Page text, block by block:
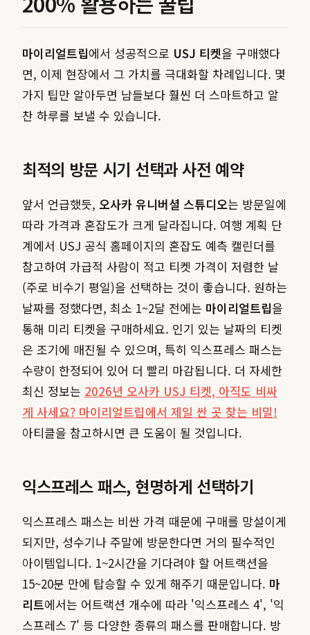
마이리얼트립에서 성공적으로 USJ 티켓을 구매했다
면, 이제 현장에서 그 가치를 극대화할 차례입니다. 몇
가지 팁만 알아두면 남들보다 훨씬 더 스마트하고 알
찬 하루를 보낼 수 있습니다.
최적의 방문 시기 선택과 사전 예약
앞서 언급했듯, 오사카 유니버셜 스튜디오는 방문일에
따라 가격과 혼잡도가 크게 달라집니다. 여행 계획 단
계에서 USJ 공식 홈페이지의 혼잡도 예측 캘린더를
참고하여 가급적 사람이 적고 티켓 가격이 저렴한 날
(주로 비수기 평일)을 선택하는 것이 좋습니다. 원하는
날짜를 정했다면, 최소 1~2달 전에는 마이리얼트립을
통해 미리 티켓을 구매하세요. 인기 있는 날짜의 티켓
은 조기에 매진될 수 있으며, 특히 익스프레스 패스는
수량이 한정되어 있어 더 빨리 마감됩니다. 더 자세한
최신 정보는 2026년 오사카 USJ 티켓, 아직도 비싸
게 사세요? 마이리얼트립에서 제일 싼 곳 찾는 비밀!
아티클을 참고하시면 큰 도움이 될 것입니다.
익스프레스 패스, 현명하게 선택하기
익스프레스 패스는 비싼 가격 때문에 구매를 망설이게
되지만, 성수기나 주말에 방문한다면 거의 필수적인
아이템입니다. 1~2시간을 기다려야 할 어트랙션을
15~20분 만에 탑승할 수 있게 해주기 때문입니다. 마
리트에서는 어트랙션 개수에 따라 '익스프레스 4', '익
스프레스 7' 등 다양한 종류의 패스를 판매합니다. 방